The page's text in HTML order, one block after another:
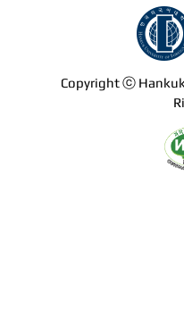
Copyright ⓒ